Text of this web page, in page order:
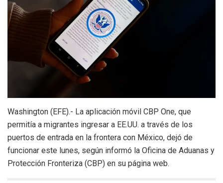
Washington (EFE).- La aplicación móvil CBP One, que
permitía a migrantes ingresar a EE.UU. a través de los
puertos de entrada en la frontera con México, dejó de
funcionar este lunes, según informó la Oficina de Aduanas y
Protección Fronteriza (CBP) en su página web.